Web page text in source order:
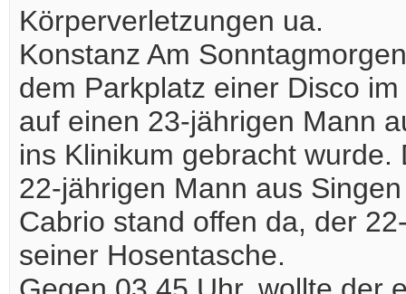
Körperverletzungen ua.
Konstanz Am
dem Parkplatz einer Disco
auf einen 23-jährigen Mann
ins Klinikum gebracht
22-jährigen Mann aus
Cabrio stand offen da, der
seiner Hosentasche.